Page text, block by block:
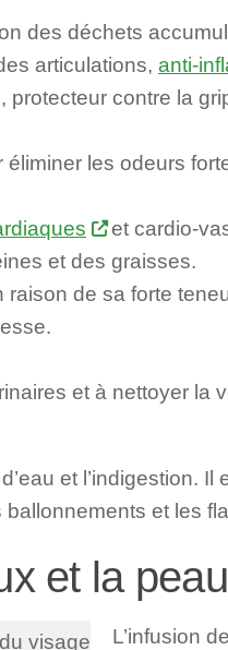
des déchets
articulations, anti-
protecteur contre la
éliminer les odeurs
et cardio-
et des graisses.
de sa forte
et à nettoyer la
et l’indigestion. Il
et les
et la
L’infusion